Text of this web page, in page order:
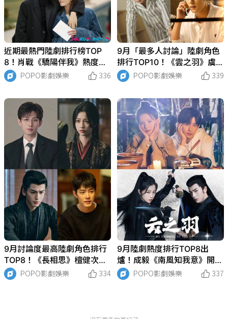
近期最熱門陸劇排行榜TOP
8！肖戰《驕陽伴我》熱度輸
虞書欣，成毅兩作品上榜！
POPO影劇娛樂 336
9月「最多人討論」陸劇角色
排行TOP10！《雲之羽》虞書
欣贏張凌赫，冠軍打敗肖戰奪
冠！
POPO影劇娛樂 339
9月討論度最高陸劇角色排行
TOP8！《長相思》檀健次僅
排第8，《雲之羽》虞書欣第
二，冠軍是這位男神！
POPO影劇娛樂 334
9月陸劇熱度排行TOP8出
爐！成毅《南風知我意》開播
衝進第6，虞書欣《雲之羽》
奪冠！
POPO影劇娛樂 337